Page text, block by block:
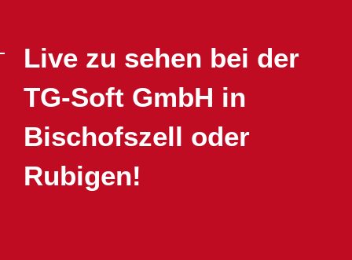
Live zu sehen bei der
TG-Soft GmbH in
Bischofszell oder
Rubigen!